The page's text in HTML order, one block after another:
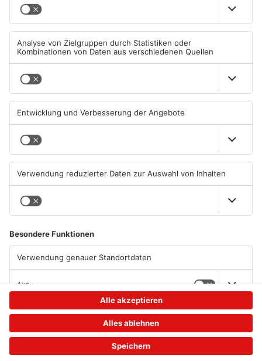
04.08.2026, 15:07 UHR IN
PRIMAVERALAND
PRIMAVERALAND